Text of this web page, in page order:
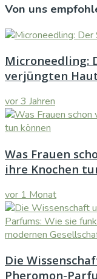
Von uns
Microneedling:
verjüngten
vor 3 Jahren
Was Frauen
ihre Knochen
vor 1 Monat
Die
Pheromon-